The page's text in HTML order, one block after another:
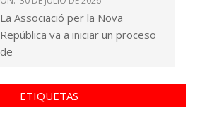
La Associació per la Nova
República va a iniciar un proceso
de
ETIQUETAS